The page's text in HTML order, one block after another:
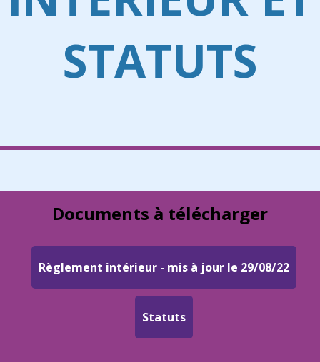
STATUTS
Documents à télécharger
Règlement intérieur - mis à jour le 29/08/22
Statuts